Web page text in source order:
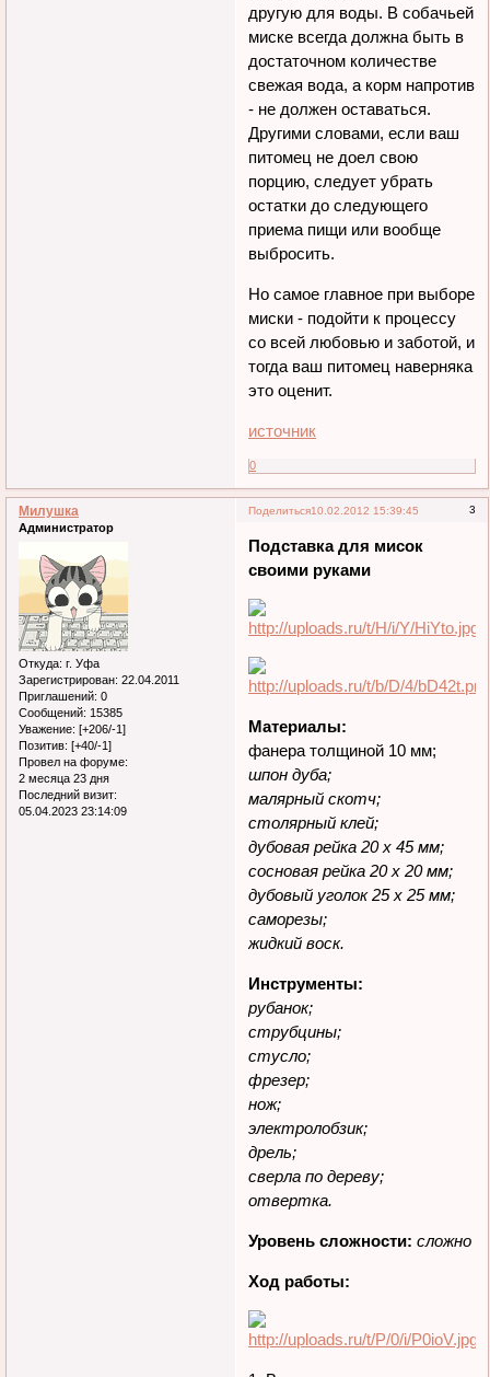
другую для воды. В собачьей
миске всегда должна быть в
достаточном количестве
свежая вода, а корм напротив
- не должен оставаться.
Другими словами, если ваш
питомец не доел свою
порцию, следует убрать
остатки до следующего
приема пищи или вообще
выбросить.
Но самое главное при выборе
миски - подойти к процессу
со всей любовью и заботой, и
тогда ваш питомец наверняка
это оценит.
источник
0
Поделиться 3
10.02.2012 15:39:45
Милушка
Администратор
Откуда: г. Уфа
Зарегистрирован: 22.04.2011
Приглашений: 0
Сообщений: 15385
Уважение: [+206/-1]
Позитив: [+40/-1]
Провел на форуме:
2 месяца 23 дня
Последний визит:
05.04.2023 23:14:09
Подставка для мисок
своими руками
Материалы:
фанера толщиной 10 мм;
шпон дуба;
малярный скотч;
столярный клей;
дубовая рейка 20 х 45 мм;
сосновая рейка 20 х 20 мм;
дубовый уголок 25 х 25 мм;
саморезы;
жидкий воск.
Инструменты:
рубанок;
струбцины;
стусло;
фрезер;
нож;
электролобзик;
дрель;
сверла по дереву;
отвертка.
Уровень сложности: сложно
Ход работы: